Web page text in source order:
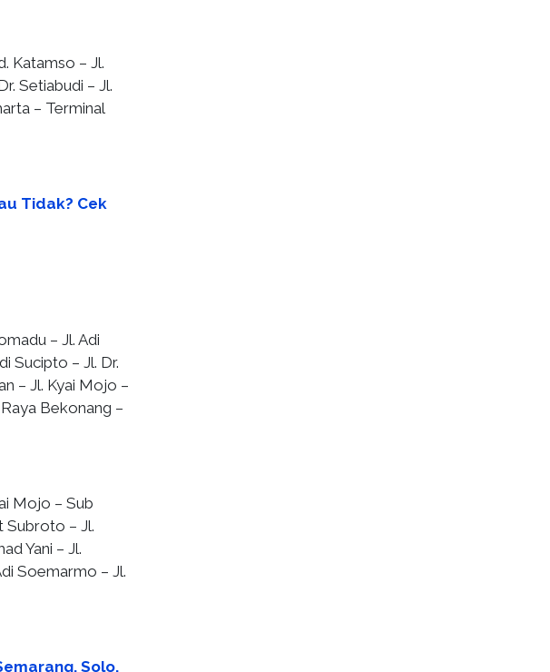
Katamso – Jl.
Setiabudi – Jl.
– Terminal
Tidak? Cek
– Jl. Adi
Sucipto – Jl. Dr.
– Jl. Kyai Mojo –
Bekonang –
Mojo – Sub
Subroto – Jl.
Yani – Jl.
Soemarmo – Jl.
Solo,